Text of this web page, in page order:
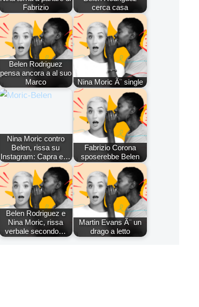
Fabrizio
cerca casa
Belen Rodriguez
pensa ancora a al suo
Marco
Nina Moric Ã¨ single
Nina Moric contro
Belen, rissa su
Instagram: Capra e…
Fabrizio Corona
sposerebbe Belen
Belen Rodriguez e
Nina Moric, rissa
verbale secondo…
Martin Evans Ã¨ un
drago a letto